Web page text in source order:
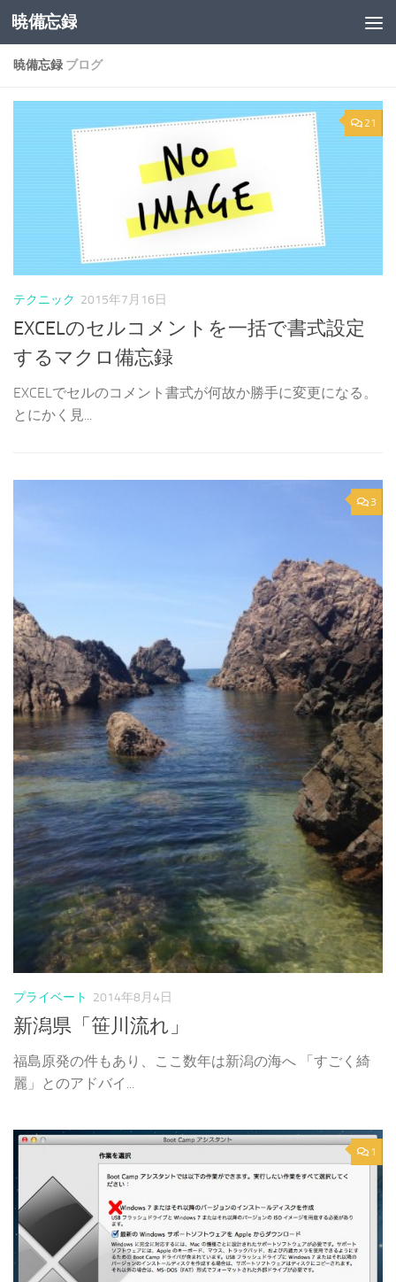
コンテンツへスキップ
暁備忘録
暁備忘録 ブログ
21
テクニック 2015年7月16日
EXCELのセルコメントを一括で書式設定
するマクロ備忘録
EXCELでセルのコメント書式が何故か勝手に変更になる。
とにかく見...
3
プライベート 2014年8月4日
新潟県「笹川流れ」
福島原発の件もあり、ここ数年は新潟の海へ 「すごく綺
麗」とのアドバイ...
1